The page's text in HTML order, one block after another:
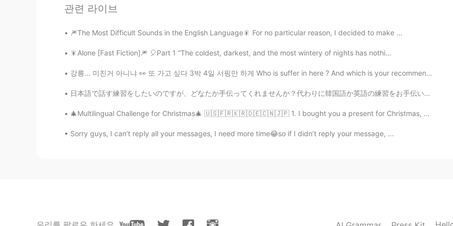
FR KR
Lea 2020.12.26 11:05
bewahren.
Ich habe dir ein Geschenk zu Weihnachten gekauft, aber ich habe beschlossen, es
aufzubewahren.
관련 라이브
🎆The Most Difficult Sounds in the English Language🎇 For no particular reason, I decided to make ...
🎇Alone [Fast Fiction]🎆 🎈Part 1 “The coldest, darkest, and the most wintery of nights has nothi...
강릉... 미친거 아니냐 👀 또 가고 싶다 3박 4일 서핑만 하게 Who is suffer in here ? And which is your recommend place fo...
日本語で話す練習をしたいのですが、どなたか手伝ってくれませんか？代わりに韓国語か英語の練習をお手伝いをします。 毎日電話で会話の練習をしています。日本語の練習を手伝ってください。 Hello...
🎄Multilingual Challenge for Christmas🎄 🇺🇸🇫🇷🇰🇷🇩🇪🇨🇳🇯🇵 1. I bought you a present for Christmas, bu...
Sorry guys, I can’t reply all your messages, I need more time😂so if I didn’t reply your message, ...